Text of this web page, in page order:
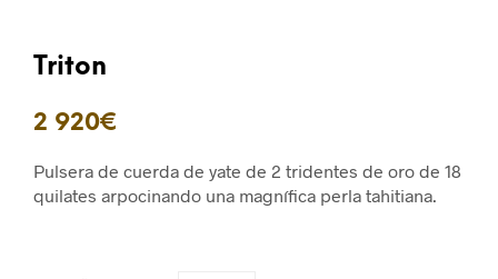
Triton
2 920€
Pulsera de cuerda de yate de 2 tridentes de oro de 18
quilates arpocinando una magnífica perla tahitiana.